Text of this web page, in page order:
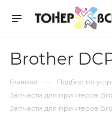
Brother
Главная — Подбор по
Запчасти для принтеров
Запчасти для принтеров